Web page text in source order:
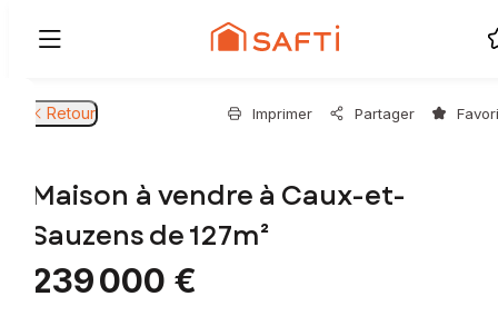
Retour Imprimer Partager
Maison à vendre à Caux-et-
Sauzens de 127m²
239 000 €